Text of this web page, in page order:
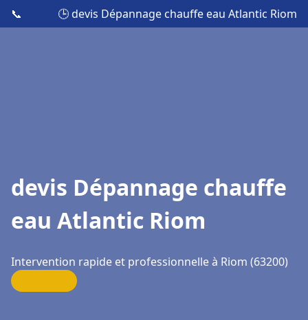
📞 🕒 devis Dépannage chauffe eau Atlantic Riom
devis Dépannage chauffe
eau Atlantic Riom
Intervention rapide et professionnelle à Riom (63200)